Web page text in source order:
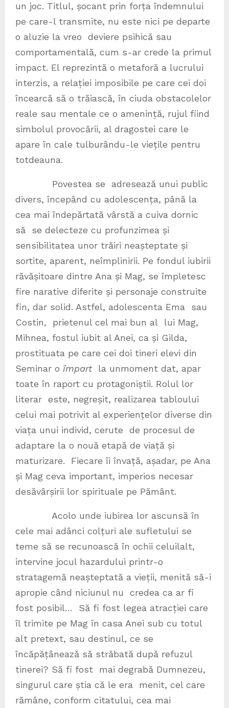
un joc. Titlul, șocant prin forța îndemnului
pe care-l transmite, nu este nici pe departe
o aluzie la vreo deviere psihică sau
comportamentală, cum s-ar crede la primul
impact. El reprezintă o metaforă a lucrului
interzis, a relației imposibile pe care cei doi
încearcă să o trăiască, în ciuda obstacolelor
reale sau mentale ce o amenință, rujul fiind
simbolul provocării, al dragostei care le
apare în cale tulburându-le viețile pentru
totdeauna.
Povestea se adresează unui public
divers, începând cu adolescența, până la
cea mai îndepărtată vârstă a cuiva dornic
să se delecteze cu profunzimea și
sensibilitatea unor trăiri neașteptate și
sortite, aparent, neîmplinirii. Pe fondul iubirii
răvășitoare dintre Ana și Mag, se împletesc
fire narative diferite și personaje construite
fin, dar solid. Astfel, adolescenta Ema sau
Costin, prietenul cel mai bun al lui Mag,
Mihnea, fostul iubit al Anei, ca și Gilda,
prostituata pe care cei doi tineri elevi din
Seminar o împartla unmoment dat, apar
toate în raport cu protagoniștii. Rolul lor
literar este, negreșit, realizarea tabloului
celui mai potrivit al experiențelor diverse din
viața unui individ, cerute de procesul de
adaptare la o nouă etapă de viață și
maturizare. Fiecare îi învață, așadar, pe Ana
și Mag ceva important, imperios necesar
desăvârșirii lor spirituale pe Pământ.
Acolo unde iubirea lor ascunsă în
cele mai adânci colțuri ale sufletului se
teme să se recunoască în ochii celuilalt,
intervine jocul hazardului printr-o
stratagemă neașteptată a vieții, menită să-i
apropie când niciunul nu credea ca ar fi
fost posibil… Să fi fost legea atracției care
îl trimite pe Mag în casa Anei sub cu totul
alt pretext, sau destinul, ce se
încăpățânează să străbată după refuzul
tinerei? Să fi fost mai degrabă Dumnezeu,
singurul care știa că le era menit, cel care
rămâne, conform citatului, cea mai